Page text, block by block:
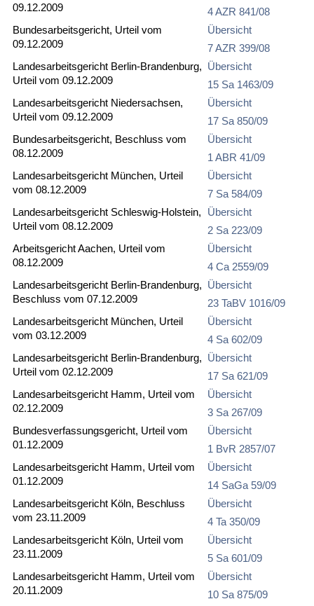
09.12.2009
4 AZR 841/08
Bundesarbeitsgericht, Urteil vom
09.12.2009
Übersicht
7 AZR 399/08
Landesarbeitsgericht Berlin-Brandenburg,
Urteil vom 09.12.2009
Übersicht
15 Sa 1463/09
Landesarbeitsgericht Niedersachsen,
Urteil vom 09.12.2009
Übersicht
17 Sa 850/09
Bundesarbeitsgericht, Beschluss vom
08.12.2009
Übersicht
1 ABR 41/09
Landesarbeitsgericht München, Urteil
vom 08.12.2009
Übersicht
7 Sa 584/09
Landesarbeitsgericht Schleswig-Holstein,
Urteil vom 08.12.2009
Übersicht
2 Sa 223/09
Arbeitsgericht Aachen, Urteil vom
08.12.2009
Übersicht
4 Ca 2559/09
Landesarbeitsgericht Berlin-Brandenburg,
Beschluss vom 07.12.2009
Übersicht
23 TaBV 1016/09
Landesarbeitsgericht München, Urteil
vom 03.12.2009
Übersicht
4 Sa 602/09
Landesarbeitsgericht Berlin-Brandenburg,
Urteil vom 02.12.2009
Übersicht
17 Sa 621/09
Landesarbeitsgericht Hamm, Urteil vom
02.12.2009
Übersicht
3 Sa 267/09
Bundesverfassungsgericht, Urteil vom
01.12.2009
Übersicht
1 BvR 2857/07
Landesarbeitsgericht Hamm, Urteil vom
01.12.2009
Übersicht
14 SaGa 59/09
Landesarbeitsgericht Köln, Beschluss
vom 23.11.2009
Übersicht
4 Ta 350/09
Landesarbeitsgericht Köln, Urteil vom
23.11.2009
Übersicht
5 Sa 601/09
Landesarbeitsgericht Hamm, Urteil vom
20.11.2009
Übersicht
10 Sa 875/09